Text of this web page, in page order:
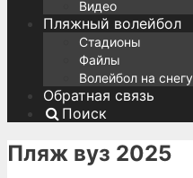
Видео
Пляжный волейбол
Стадионы
Файлы
Волейбол на снегу
Обратная связь
Поиск
Пляж вуз 2025